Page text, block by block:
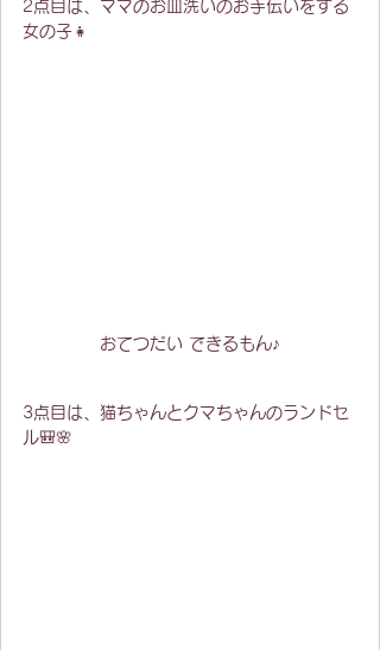
2点目は、ママのお皿洗いのお手伝いをする
女の子👧
おてつだい できるもん♪
3点目は、猫ちゃんとクマちゃんのランドセ
ル🎒🌸